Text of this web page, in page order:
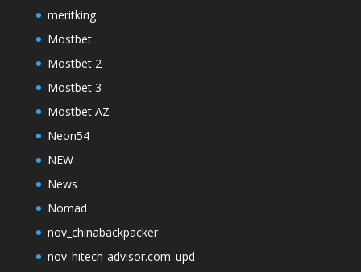
meritking
Mostbet
Mostbet 2
Mostbet 3
Mostbet AZ
Neon54
NEW
News
Nomad
nov_chinabackpacker
nov_hitech-advisor.com_upd